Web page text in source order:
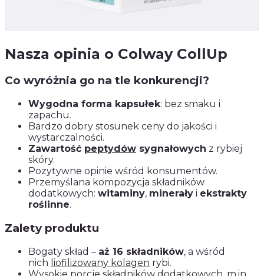
Nasza opinia o Colway CollUp
Co wyróżnia go na tle konkurencji?
Wygodna forma kapsułek: bez smaku i
zapachu.
Bardzo dobry stosunek ceny do jakości i
wystarczalności.
Zawartość peptydów sygnałowych z rybiej
skóry.
Pozytywne opinie wśród konsumentów.
Przemyślana kompozycja składników
dodatkowych: witaminy, minerały i ekstrakty
roślinne.
Zalety produktu
Bogaty skład – aż 16 składników, a wśród
nich liofilizowany kolagen rybi.
Wysokie porcje składników dodatkowych, m.in.